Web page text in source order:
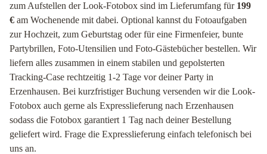
zum Aufstellen der Look-Fotobox sind im Lieferumfang für 199
€ am Wochenende mit dabei. Optional kannst du Fotoaufgaben
zur Hochzeit, zum Geburtstag oder für eine Firmenfeier, bunte
Partybrillen, Foto-Utensilien und Foto-Gästebücher bestellen. Wir
liefern alles zusammen in einem stabilen und gepolsterten
Tracking-Case rechtzeitig 1-2 Tage vor deiner Party in
Erzenhausen. Bei kurzfristiger Buchung versenden wir die Look-
Fotobox auch gerne als Expresslieferung nach Erzenhausen
sodass die Fotobox garantiert 1 Tag nach deiner Bestellung
geliefert wird. Frage die Expresslieferung einfach telefonisch bei
uns an.